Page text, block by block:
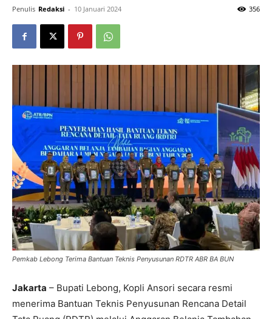
Penulis Redaksi - 10 Januari 2024 356
Pemkab Lebong Terima Bantuan Teknis Penyusunan RDTR ABR BA BUN
Jakarta – Bupati Lebong, Kopli Ansori secara resmi
menerima Bantuan Teknis Penyusunan Rencana Detail